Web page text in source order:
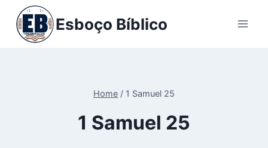
Pular
para
Esboço Bíblico
Home / 1 Samuel 25
1 Samuel 25